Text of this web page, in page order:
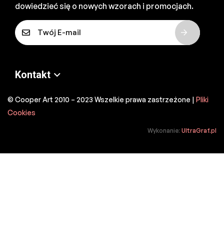
dowiedzieć się o nowych wzorach i promocjach.
E
-
i
*
Kontakt
© Cooper Art 2010 – 2023 Wszelkie prawa zastrzeżone | Pliki
Cookies
Wykonanie: UltraGraf.pl